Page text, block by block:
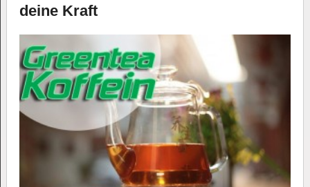
deine Kraft